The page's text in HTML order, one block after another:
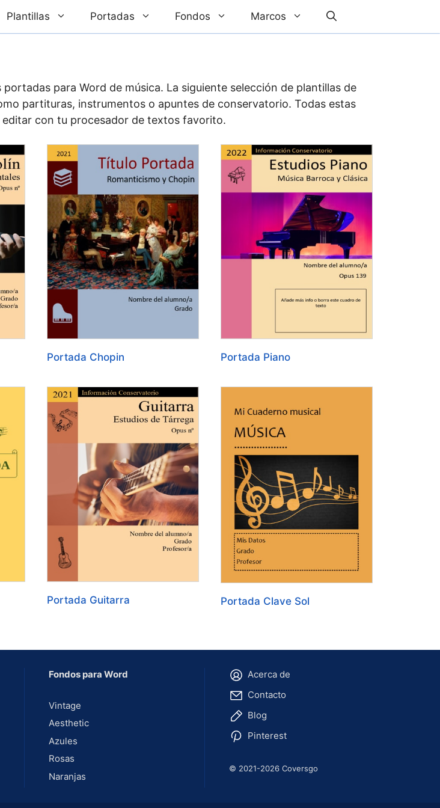
Plantillas Portadas Fondos Marcos
para Word de música. La siguiente selección de plantillas de
partituras, instrumentos o apuntes de conservatorio. Todas estas
con tu procesador de textos favorito.
Portada Chopin Portada Piano
Portada Guitarra Portada Clave Sol
Fondos para Word
Vintage
Aesthetic
Azules
Rosas
Naranjas
Acerca de
Contacto
Blog
Pinterest
© 2021-2026 Coversgo